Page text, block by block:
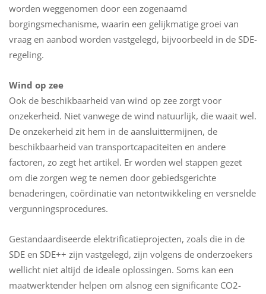
worden weggenomen door een zogenaamd
borgingsmechanisme, waarin een gelijkmatige groei van
vraag en aanbod worden vastgelegd, bijvoorbeeld in de SDE-
regeling.
Wind op zee
Ook de beschikbaarheid van wind op zee zorgt voor
onzekerheid. Niet vanwege de wind natuurlijk, die waait wel.
De onzekerheid zit hem in de aansluittermijnen, de
beschikbaarheid van transportcapaciteiten en andere
factoren, zo zegt het artikel. Er worden wel stappen gezet
om die zorgen weg te nemen door gebiedsgerichte
benaderingen, coördinatie van netontwikkeling en versnelde
vergunningsprocedures.
Gestandaardiseerde elektrificatieprojecten, zoals die in de
SDE en SDE++ zijn vastgelegd, zijn volgens de onderzoekers
wellicht niet altijd de ideale oplossingen. Soms kan een
maatwerktender helpen om alsnog een significante CO2-